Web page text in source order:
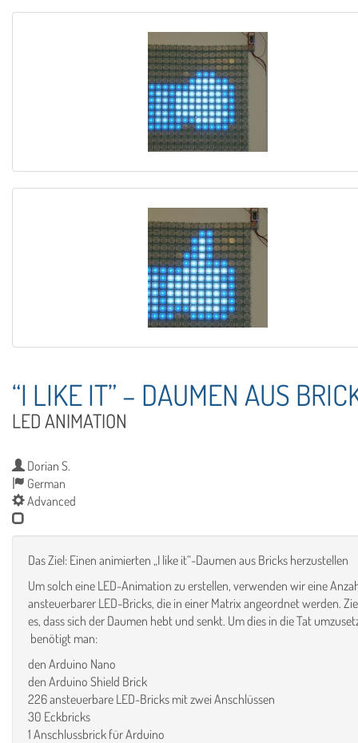
“I LIKE IT” – DAUMEN AUS
LED ANIMATION
Dorian S.
German
Advanced
Das Ziel: Einen animierten „I like it“-Daumen aus Bricks herzustellen
Um solch eine LED-Animation zu erstellen, verwenden wir eine
ansteuerbarer LED-Bricks, die in einer Matrix angeordnet werden.
es, dass sich der Daumen hebt und senkt. Um dies in die Tat
benötigt man:
den Arduino Nano
den Arduino Shield Brick
226 ansteuerbare LED-Bricks mit zwei Anschlüssen
30 Eckbricks
1 Anschlussbrick für Arduino